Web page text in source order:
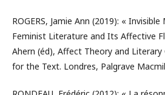
ROGERS, Jamie Ann (2019): «
Feminist Literature and Its Affective
Ahern (éd), Affect Theory and Literary
for the Text. Londres, Palgrave